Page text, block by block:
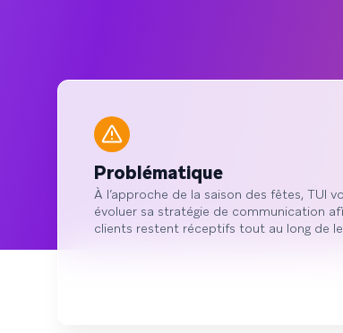
Problématique
À l’approche de la saison des fêtes, TUI
évoluer sa stratégie de communication
clients restent réceptifs tout au long de